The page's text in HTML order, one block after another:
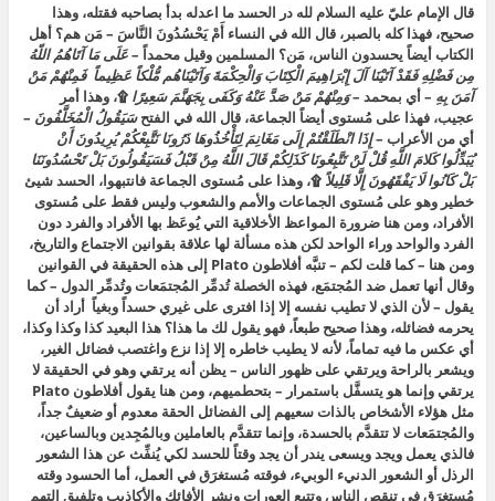
قال الإمام عليّ عليه السلام لله در الحسد ما اعدله بدأ بصاحبه فقتله، وهذا
صحيح، فهذا كله بالصبر، قال الله في النساء أَمْ يَحْسُدُونَ النَّاسَ – مَن هم؟ أهل
الكتاب أيضاً يحسدون الناس، مَن؟ المسلمين وقيل محمداً –عَلَى مَا آتَاهُمُ اللّهُ
مِن فَضْلِهِ فَقَدْ آتَيْنَا آلَ إِبْرَاهِيمَ الْكِتَابَ وَالْحِكْمَةَ وَآتَيْنَاهُم مُّلْكاً عَظِيماً فَمِنْهُمْ مَنْ
آمَنَ بِهِ – أي بمحمد –وَمِنْهُمْ مَنْ صَدَّ عَنْهُ وَكَفَى بِجَهَنَّمَ سَعِيرًا ۩، وهذا أمر
عجيب، فهذا على مُستوى أيضاً الجماعة، قال الله في الفتحسَيَقُولُ الْمُخَلَّفُونَ –
أي من الأعراب –إِذَا انْطَلَقْتُمْ إِلَى مَغَانِمَ لِتَأْخُذُوهَا ذَرُونَا نَتَّبِعْكُمْ يُرِيدُونَ أَنْ
يُبَدِّلُوا كَلامَ اللَّهِ قُلْ لَنْ تَتَّبِعُونَا كَذَلِكُمْ قَالَ اللَّهُ مِنْ قَبْلُ فَسَيَقُولُونَ بَلْ تَحْسُدُونَنَا
بَلْ كَانُوا لَا يَفْقَهُونَ إِلَّا قَلِيلاً ۩، وهذا على مُستوى الجماعة فانتبهوا، الحسد شيئ
خطير وهو على مُستوى الجماعات والأمم والشعوب وليس فقط على مُستوى
الأفراد، ومن هنا ضرورة المواعظ الأخلاقية التي يُوعَظ بها الأفراد والفرد دون
الفرد والواحد وراء الواحد لكن هذه مسألة لها علاقة بقوانين الاجتماع والتاريخ،
ومن هنا – كما قلت لكم – تنبَّه أفلاطون Plato إلى هذه الحقيقة في القوانين
وقال أنها تعمل ضد المُجتمَع، فهذه الخصلة تُدمِّر المُجتمَعات وتُدمِّر الدول – كما
يقول – لأن الذي لا تطيب نفسه إلا إذا افترى على غيري حسداً وبغياً أراد أن
يحرمه فضائله، وهذا صحيح طبعاً، فهو يقول لك ما هذا؟ هذا البعيد كذا وكذا وكذا،
أي عكس ما فيه تماماً، لأنه لا يطيب خاطره إلا إذا نزع واغتصب فضائل الغير،
ويشعر بالراحة ويرتقي على ظهور الناس – يظن أنه يرتقي وهو في الحقيقة لا
يرتقي وإنما هو يتسفَّل باستمرار – بتحطميهم، ومن هنا يقول أفلاطون Plato
مثل هؤلاء الأشخاص بالذات سعيهم إلى الفضائل الحقة معدوم أو ضعيفٌ جداً،
والمُجتمَعات لا تتقدَّم بالحسدة، وإنما تتقدَّم بالعاملين وبالمُجِدين وبالساعين،
فالذي يعمل ويجد ويسعى يندر أن يجد وقتاً للحسد لكي يُنفِّث عن هذا الشعور
الرذل أو الشعور الدنيء الوبيء، فوقته مُستغرَق في العمل، أما الحسود وقته
مُستغرَق في تنقص الناس وتتبع العورات ونشر الأفائك والأكاذيب وتلفيق التهم